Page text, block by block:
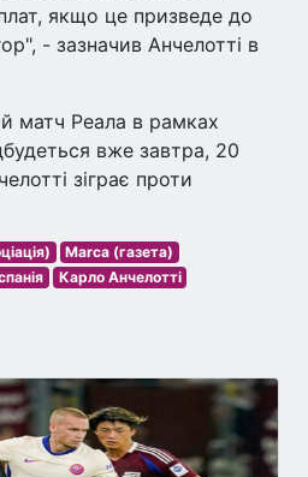
якщо це призведе до
- зазначив Анчелотті в
матч Реала в рамках
вже завтра, 20
зіграє проти
Marca (газета)
Карло Анчелотті